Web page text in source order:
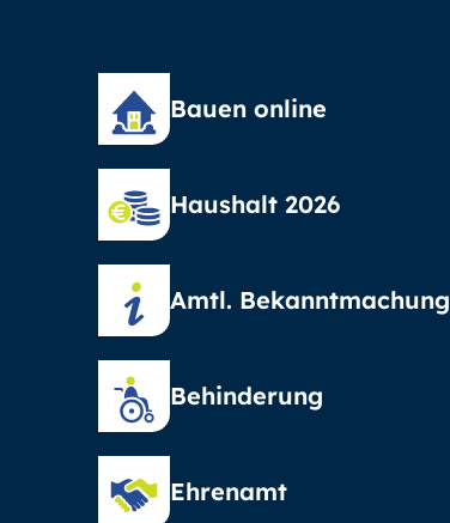
Bauen online
Haushalt 2026
Amtl. Bekanntmachung
Behinderung
Ehrenamt